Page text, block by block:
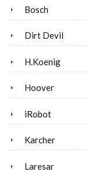
Bosch
Dirt Devil
H.Koenig
Hoover
iRobot
Karcher
Laresar